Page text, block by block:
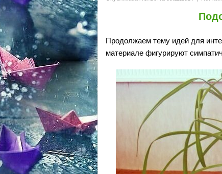
Продолжаем тему идей для
материале фигурируют